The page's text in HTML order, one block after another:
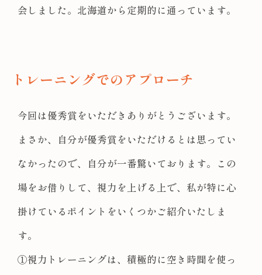
会しました。北海道から定期的に通っています。
トレーニングでのアプローチ
今回は優秀賞をいただきありがとうございます。
まさか、自分が優秀賞をいただけるとは思ってい
なかったので、自分が一番驚いております。この
場をお借りして、視力を上げる上で、私が特に心
掛けているポイントをいくつかご紹介いたしま
す。
①視力トレーニングは、積極的に空き時間を使っ